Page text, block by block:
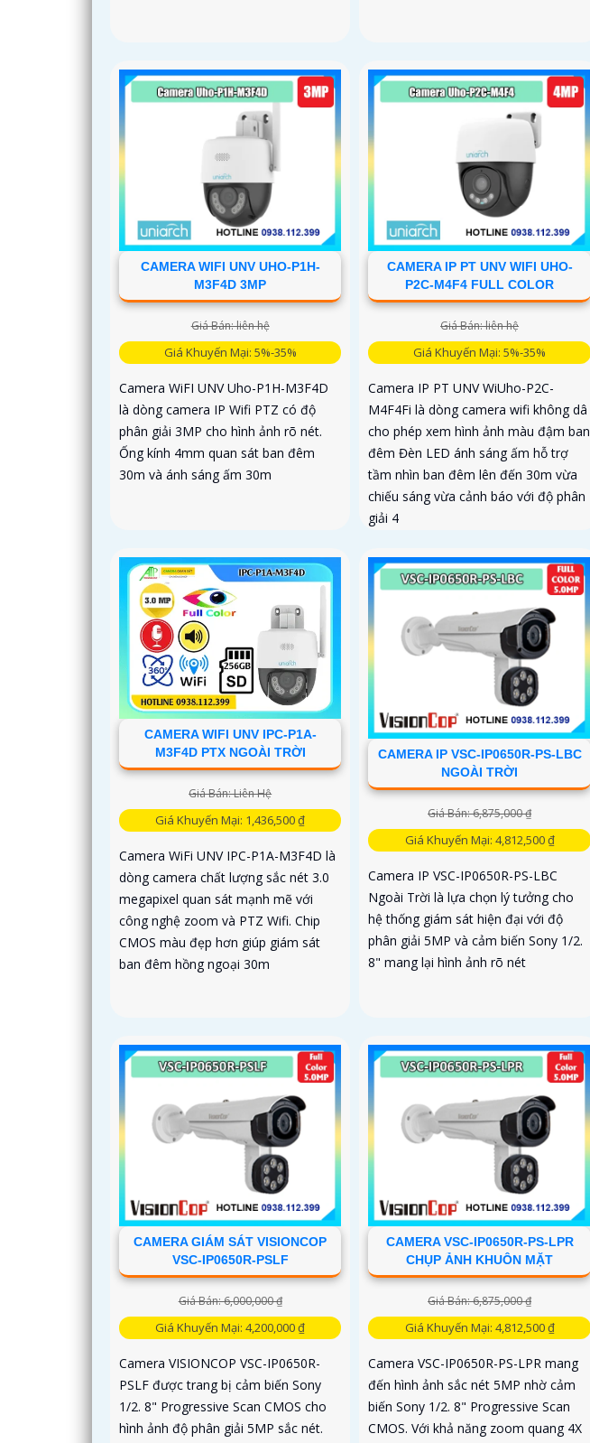
CAMERA WIFI UNV UHO-P1H-
M3F4D 3MP
Giá Bán: liên hệ
Giá Khuyến Mại: 5%-35%
Camera WiFI UNV Uho-P1H-M3F4D
là dòng camera IP Wifi PTZ có độ
phân giải 3MP cho hình ảnh rõ nét.
Ống kính 4mm quan sát ban đêm
30m và ánh sáng ấm 30m
CAMERA IP PT UNV WIFI UHO-
P2C-M4F4 FULL COLOR
Giá Bán: liên hệ
Giá Khuyến Mại: 5%-35%
Camera IP PT UNV WiUho-P2C-
M4F4Fi là dòng camera wifi không dâ
cho phép xem hình ảnh màu đậm ban
đêm Đèn LED ánh sáng ấm hỗ trợ
tầm nhìn ban đêm lên đến 30m vừa
chiếu sáng vừa cảnh báo với độ phân
giải 4
CAMERA WIFI UNV IPC-P1A-
M3F4D PTX NGOÀI TRỜI
Giá Bán: Liên Hệ
Giá Khuyến Mại: 1,436,500 ₫
Camera WiFi UNV IPC-P1A-M3F4D là
dòng camera chất lượng sắc nét 3.0
megapixel quan sát mạnh mẽ với
công nghệ zoom và PTZ Wifi. Chip
CMOS màu đẹp hơn giúp giám sát
ban đêm hồng ngoại 30m
CAMERA IP VSC-IP0650R-PS-LBC
NGOÀI TRỜI
Giá Bán: 6,875,000 ₫
Giá Khuyến Mại: 4,812,500 ₫
Camera IP VSC-IP0650R-PS-LBC
Ngoài Trời là lựa chọn lý tưởng cho
hệ thống giám sát hiện đại với độ
phân giải 5MP và cảm biến Sony 1/2.
8" mang lại hình ảnh rõ nét
CAMERA GIÁM SÁT VISIONCOP
VSC-IP0650R-PSLF
Giá Bán: 6,000,000 ₫
Giá Khuyến Mại: 4,200,000 ₫
Camera VISIONCOP VSC-IP0650R-
PSLF được trang bị cảm biến Sony
1/2. 8" Progressive Scan CMOS cho
hình ảnh độ phân giải 5MP sắc nét.
CAMERA VSC-IP0650R-PS-LPR
CHỤP ẢNH KHUÔN MẶT
Giá Bán: 6,875,000 ₫
Giá Khuyến Mại: 4,812,500 ₫
Camera VSC-IP0650R-PS-LPR mang
đến hình ảnh sắc nét 5MP nhờ cảm
biến Sony 1/2. 8" Progressive Scan
CMOS. Với khả năng zoom quang 4X